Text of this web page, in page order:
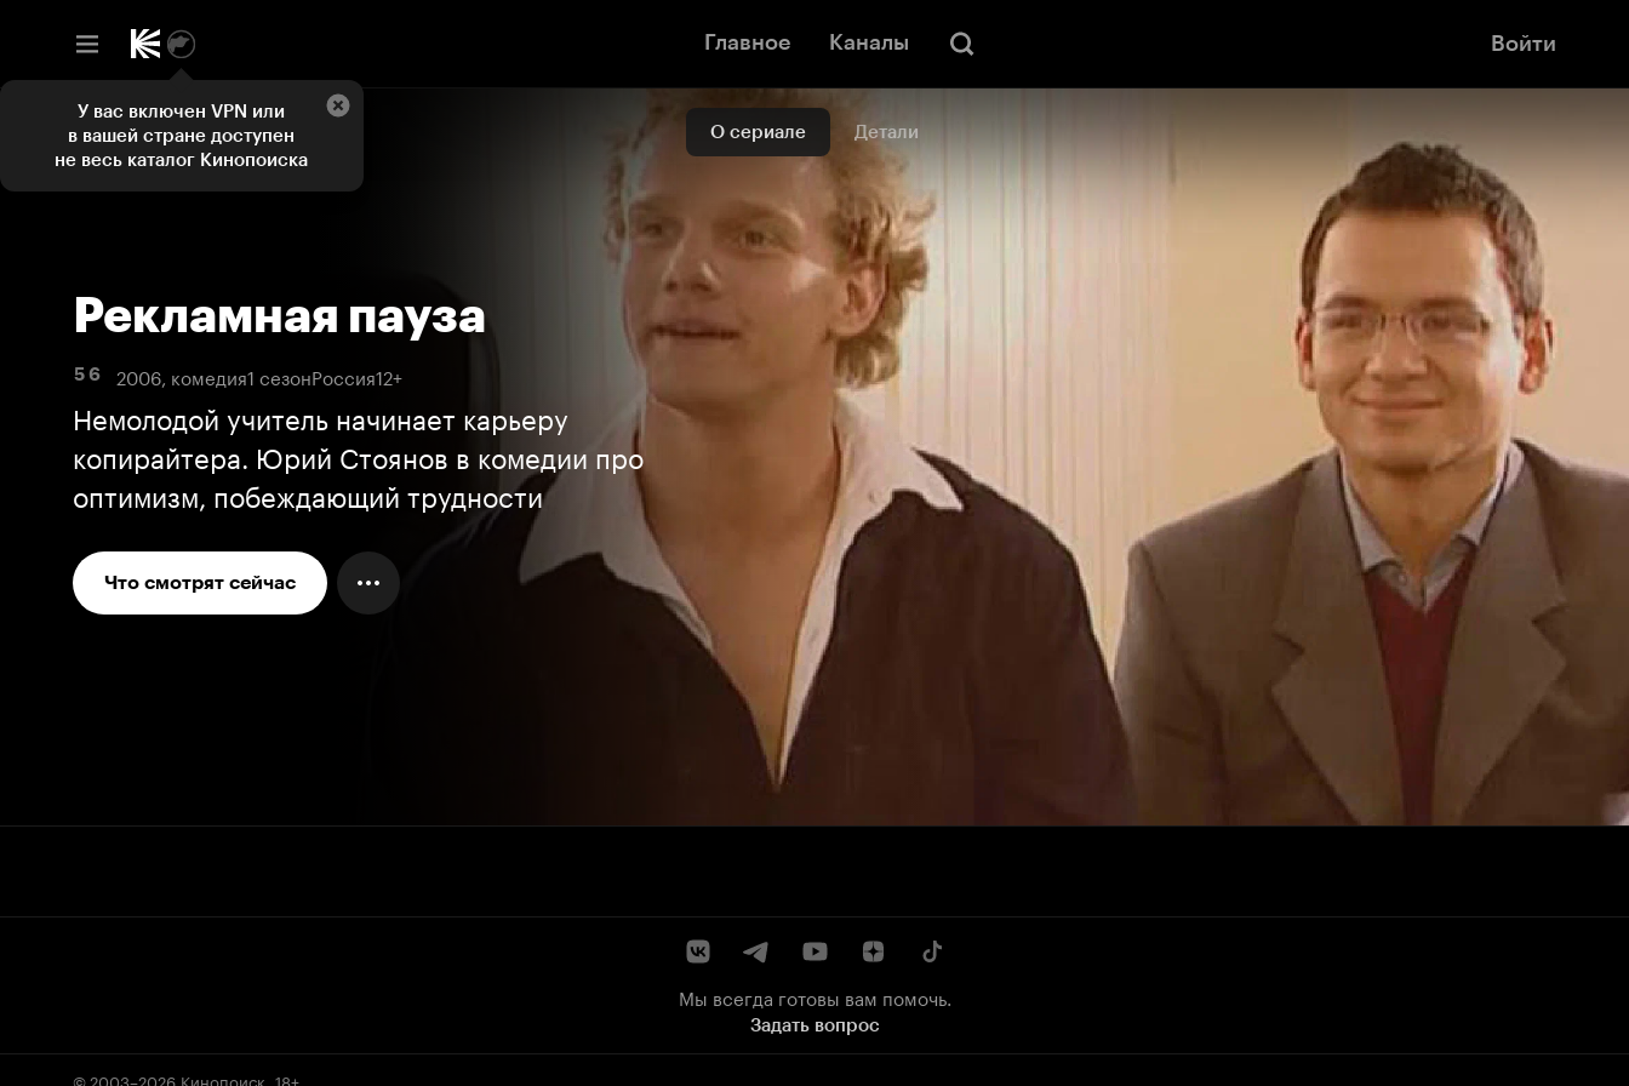
Главное Каналы Войти
О сериале Детали
Рекламная пауза
5 6 2006, комедия1 сезонРоссия12+
Немолодой учитель начинает карьеру
копирайтера. Юрий Стоянов в комедии про
оптимизм, побеждающий трудности
Что смотрят сейчас
Мы всегда готовы вам помочь.
Задать вопрос
© 2003–2026 Кинопоиск 18+
У вас включен VPN или
в вашей стране доступен
не весь каталог Кинопоиска